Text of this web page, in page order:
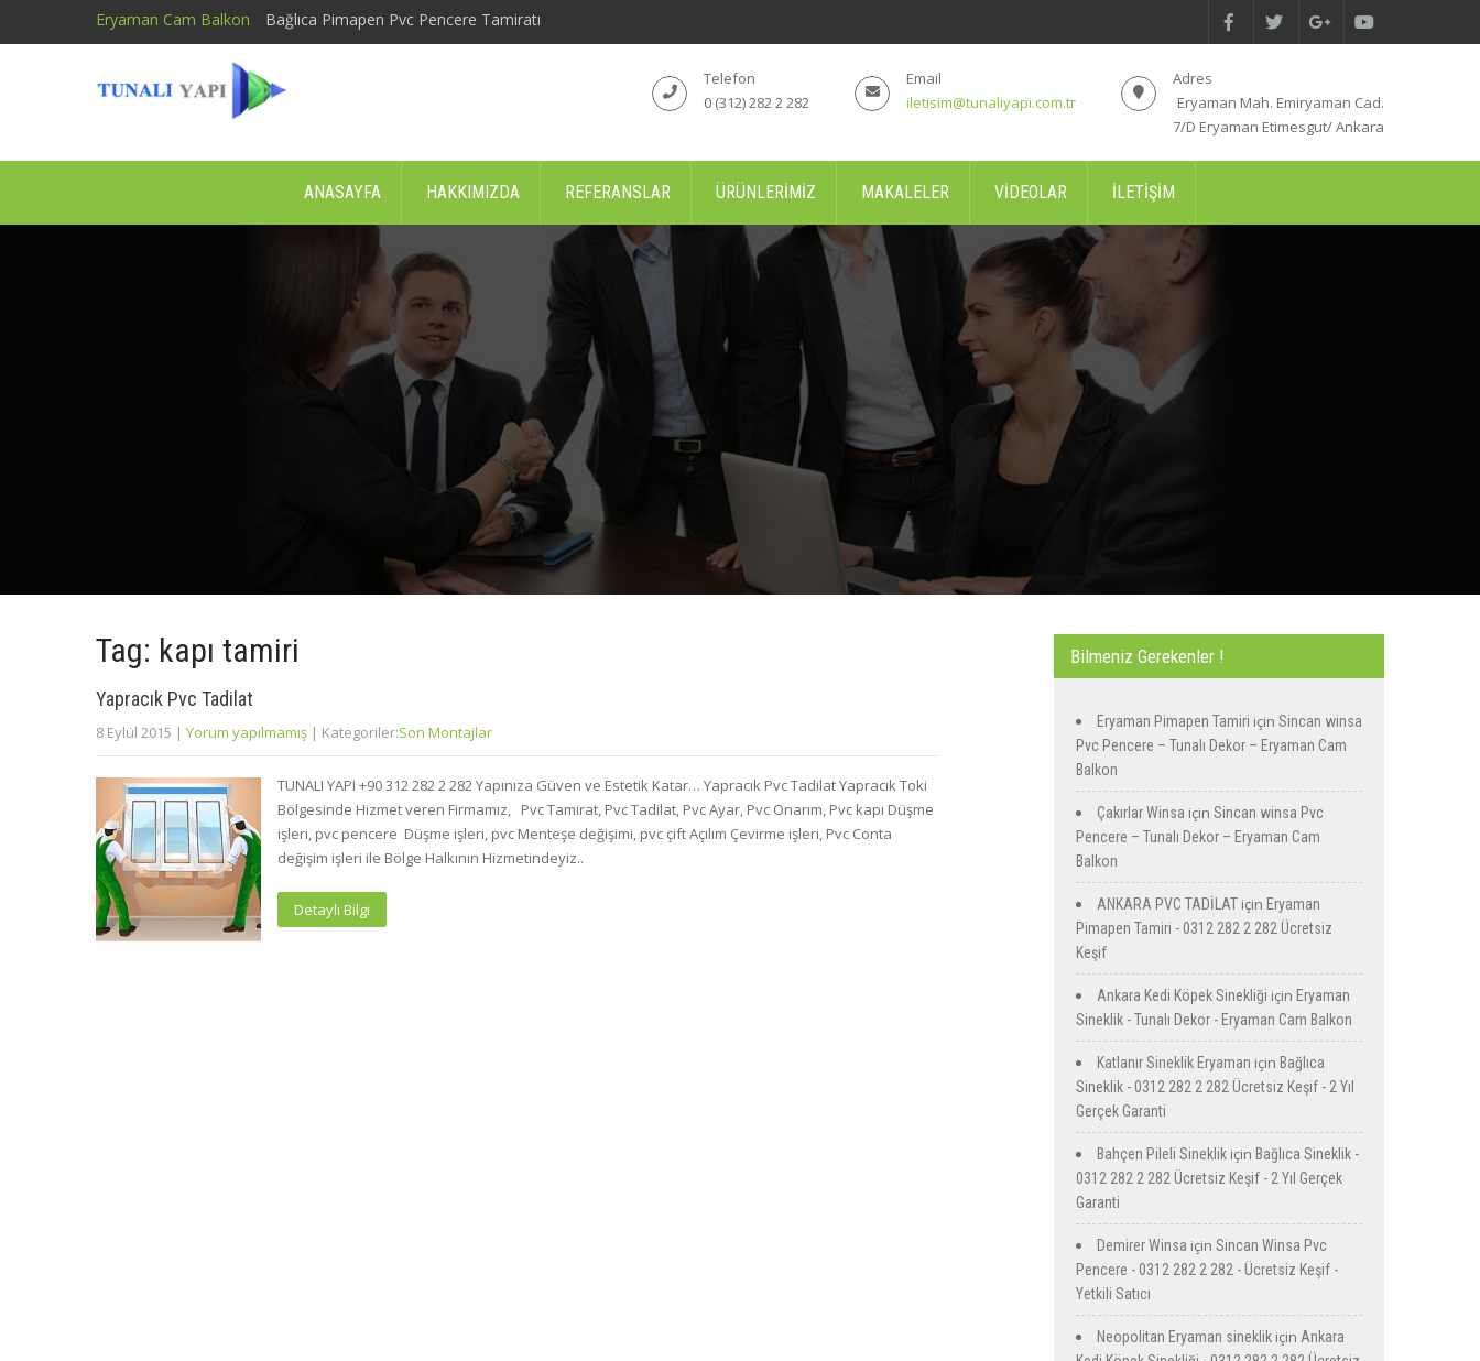
Eryaman Cam Balkon Bağlıca Pimapen Pvc Pencere Tamiratı
Adres
Eryaman Mah. Emiryaman Cad.
7/D Eryaman Etimesgut/ Ankara
Email
iletisim@tunaliyapi.com.tr
Telefon
0 (312) 282 2 282
ANASAYFA HAKKIMIZDA REFERANSLAR ÜRÜNLERIMIZ MAKALELER VIDEOLAR İLETIŞIM
Tag: kapı tamiri
Yapracık Pvc Tadilat
8 Eylül 2015 | Yorum yapılmamış | Kategoriler:Son Montajlar
TUNALI YAPI +90 312 282 2 282 Yapınıza Güven ve Estetik Katar… Yapracık Pvc Tadilat Yapracık Toki
Bölgesinde Hizmet veren Firmamız, Pvc Tamirat, Pvc Tadilat, Pvc Ayar, Pvc Onarım, Pvc kapı Düşme
işleri, pvc pencere Düşme işleri, pvc Menteşe değişimi, pvc çift Açılım Çevirme işleri, Pvc Conta
değişim işleri ile Bölge Halkının Hizmetindeyiz..
Detaylı Bilgi
Bilmeniz Gerekenler !
Eryaman Pimapen Tamiri için Sincan winsa
Pvc Pencere – Tunalı Dekor – Eryaman Cam
Balkon
Çakırlar Winsa için Sincan winsa Pvc
Pencere – Tunalı Dekor – Eryaman Cam
Balkon
ANKARA PVC TADİLAT için Eryaman
Pimapen Tamiri - 0312 282 2 282 Ücretsiz
Keşif
Ankara Kedi Köpek Sinekliği için Eryaman
Sineklik - Tunalı Dekor - Eryaman Cam Balkon
Katlanır Sineklik Eryaman için Bağlıca
Sineklik - 0312 282 2 282 Ücretsiz Keşif - 2 Yıl
Gerçek Garanti
Bahçen Pileli Sineklik için Bağlıca Sineklik -
0312 282 2 282 Ücretsiz Keşif - 2 Yıl Gerçek
Garanti
Demirer Winsa için Sincan Winsa Pvc
Pencere - 0312 282 2 282 - Ücretsiz Keşif -
Yetkili Satıcı
Neopolitan Eryaman sineklik için Ankara